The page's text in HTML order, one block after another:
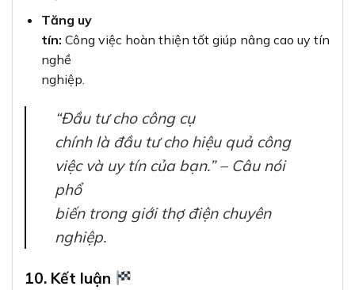
Tăng uy
tín: Công việc hoàn thiện tốt giúp nâng cao uy tín
nghề
nghiệp.
“Đầu tư cho công cụ
chính là đầu tư cho hiệu quả công
việc và uy tín của bạn.” – Câu nói
phổ
biến trong giới thợ điện chuyên
nghiệp.
10. Kết luận